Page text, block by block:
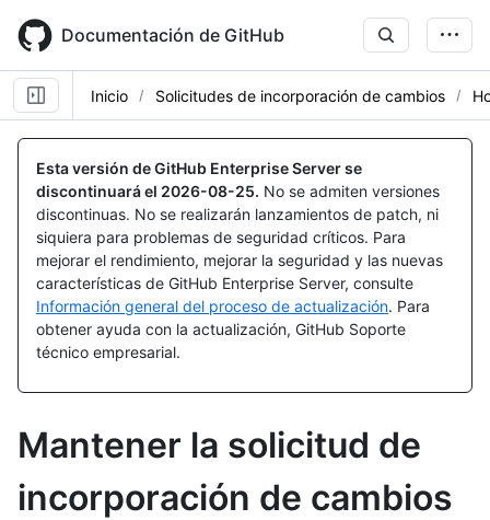
main
content
Documentación de GitHub
Inicio Solicitudes de incorporación de cambios
Esta versión de GitHub Enterprise Server se
discontinuará el 2026-08-25. No se admiten versiones
discontinuas. No se realizarán lanzamientos de patch, ni
siquiera para problemas de seguridad críticos. Para
mejorar el rendimiento, mejorar la seguridad y las nuevas
características de GitHub Enterprise Server, consulte
Información general del proceso de actualización. Para
obtener ayuda con la actualización, GitHub Soporte
técnico empresarial.
Mantener la solicitud de
incorporación de cambios